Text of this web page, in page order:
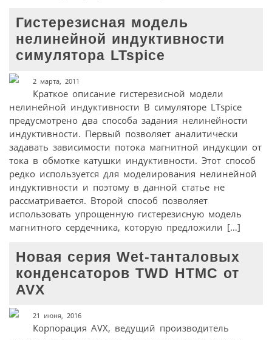
Гистерезисная модель
нелинейной индуктивности
симулятора LTspice
2 марта, 2011
Краткое описание гистерезисной модели
нелинейной индуктивности В симуляторе LTspice
предусмотрено два способа задания нелинейности
индуктивности. Первый позволяет аналитически
задавать зависимости потока магнитной индукции от
тока в обмотке катушки индуктивности. Этот способ
редко используется для моделирования нелинейной
индуктивности и поэтому в данной статье не
рассматривается. Второй способ позволяет
использовать упрощенную гистерезисную модель
магнитного сердечника, которую предложили […]
Новая серия Wet-танталовых
конденсаторов TWD HTMC от
AVX
21 июня, 2016
Корпорация AVX, ведущий производитель